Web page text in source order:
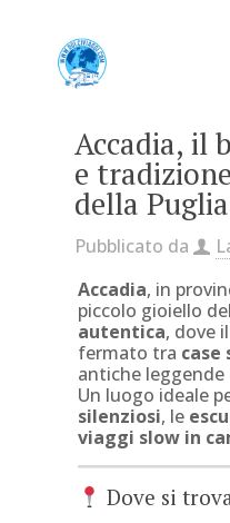
Accadia, il
e
della Puglia
Pubblicato da
Accadia, in
piccolo gioiello
autentica, dove
fermato tra case
antiche
Un luogo ideale
silenziosi, le
viaggi slow in
Dove si